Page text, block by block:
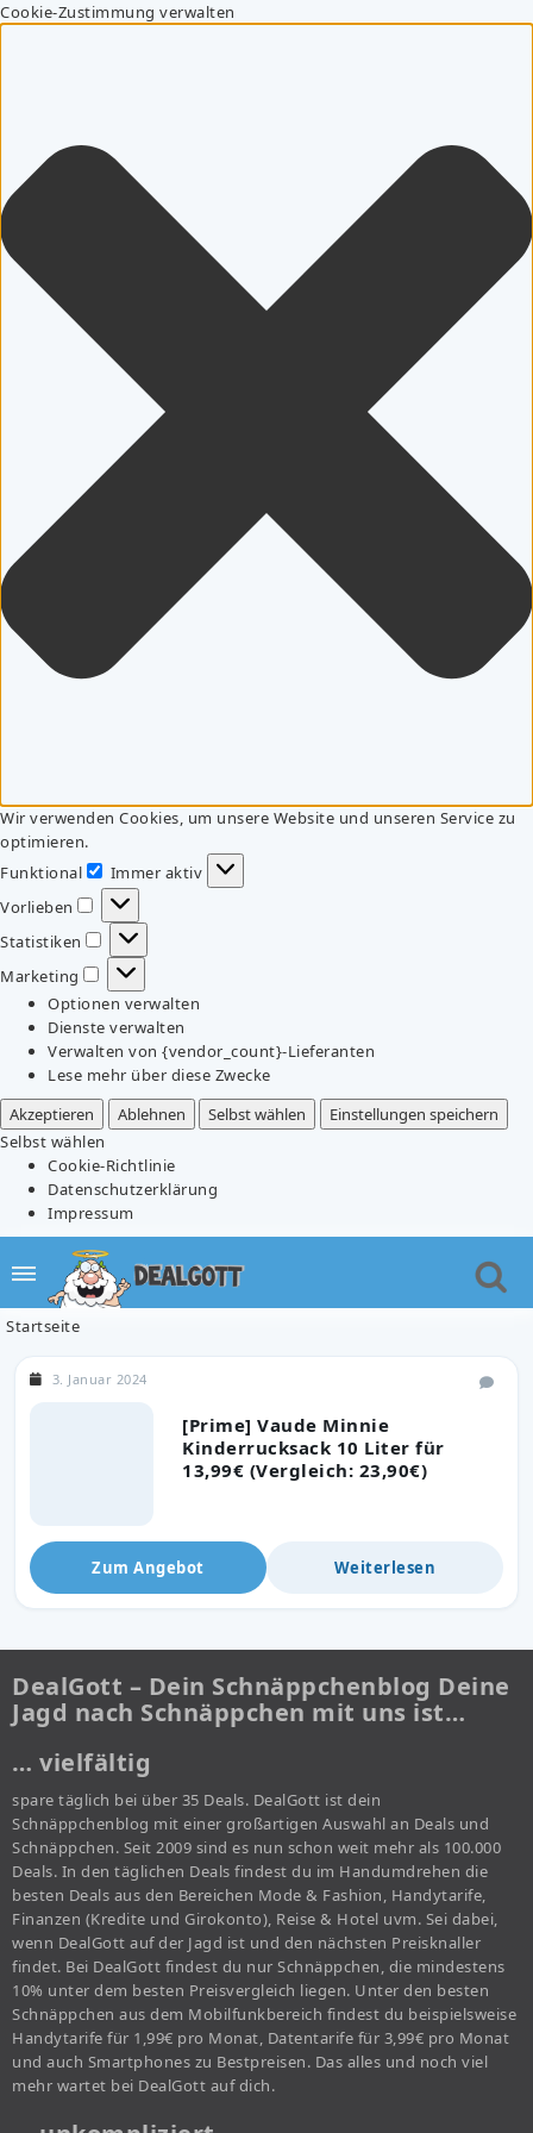
Cookie-Zustimmung verwalten
Wir verwenden Cookies, um unsere Website und unseren Service zu
optimieren.
Funktional
Funktional
Immer aktiv
Vorlieben
Vorlieben
Statistiken
Statistiken
Marketing
Marketing
Optionen verwalten
Dienste verwalten
Verwalten von {vendor_count}-Lieferanten
Lese mehr über diese Zwecke
Akzeptieren
Ablehnen Selbst wählen
Einstellungen speichern
Selbst wählen
Cookie-Richtlinie
Datenschutzerklärung
Impressum
Startseite
[Prime] Vaude Minnie
Kinderrucksack 10 Liter für
13,99€ (Vergleich: 23,90€)
3. Januar 2024
Zum Angebot Weiterlesen
DealGott – Dein Schnäppchenblog Deine
Jagd nach Schnäppchen mit uns ist…
… vielfältig
spare täglich bei über 35 Deals. DealGott ist dein
Schnäppchenblog mit einer großartigen Auswahl an Deals und
Schnäppchen. Seit 2009 sind es nun schon weit mehr als 100.000
Deals. In den täglichen Deals findest du im Handumdrehen die
besten Deals aus den Bereichen Mode & Fashion, Handytarife,
Finanzen (Kredite und Girokonto), Reise & Hotel uvm. Sei dabei,
wenn DealGott auf der Jagd ist und den nächsten Preisknaller
findet. Bei DealGott findest du nur Schnäppchen, die mindestens
10% unter dem besten Preisvergleich liegen. Unter den besten
Schnäppchen aus dem Mobilfunkbereich findest du beispielsweise
Handytarife für 1,99€ pro Monat, Datentarife für 3,99€ pro Monat
und auch Smartphones zu Bestpreisen. Das alles und noch viel
mehr wartet bei DealGott auf dich.